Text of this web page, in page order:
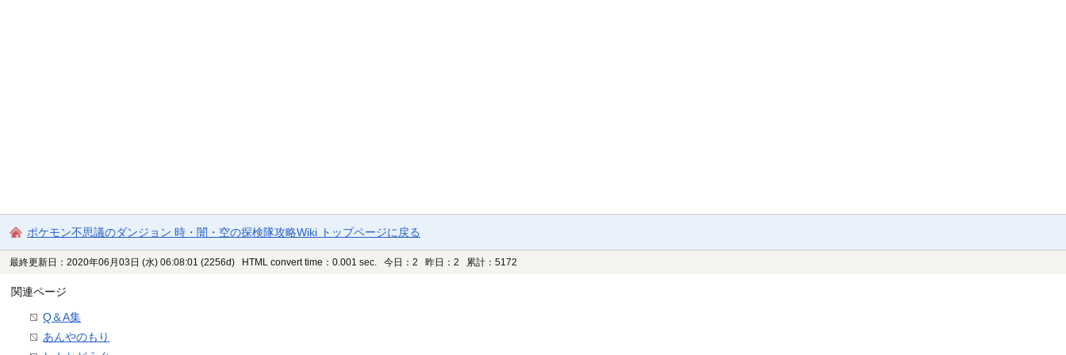
ポケモン不思議のダンジョン 時・闇・空の探検隊攻略Wiki トップページに戻る
最終更新日：2020年06月03日 (水) 06:08:01 (2256d) HTML convert time：0.001 sec. 今日：2 昨日：2 累計：5172
関連ページ
Q＆A集
あんやのもり